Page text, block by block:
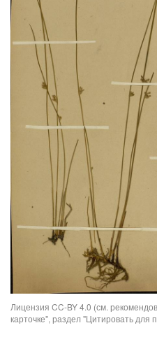
Лицензия CC-BY 4.0 (см.
карточке", раздел "Цитировать для